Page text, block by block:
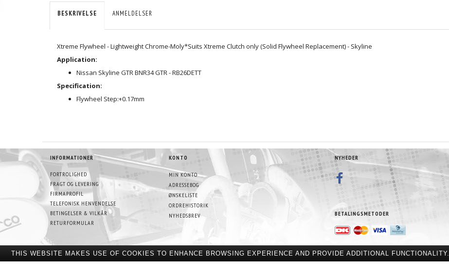
BESKRIVELSE ANMELDELSER
Xtreme Flywheel - Lightweight Chrome-Moly*Suits Xtreme Clutch only (Solid Flywheel Replacement) - Skyline
Application:
Nissan Skyline GTR BNR34 GTR - RB26DETT
Specification:
Flywheel Step:+0.17mm
INFORMATIONER
FORTROLIGHED
FRAGT OG LEVERING
FIRMAPROFIL
TELEFONISK HENVENDELSE
BETINGELSER & VILKÅR
RETURFORMULAR
KONTO
MIN KONTO
ADRESSEBOG
ØNSKELISTE
ORDREHISTORIK
NYHEDSBREV
NYHEDER
BETALINGSMETODER
THIS WEBSITE MAKES USE OF COOKIES TO ENHANCE BROWSING EXPERIENCE AND PROVIDE ADDITIONAL FUNCTIONALITY.